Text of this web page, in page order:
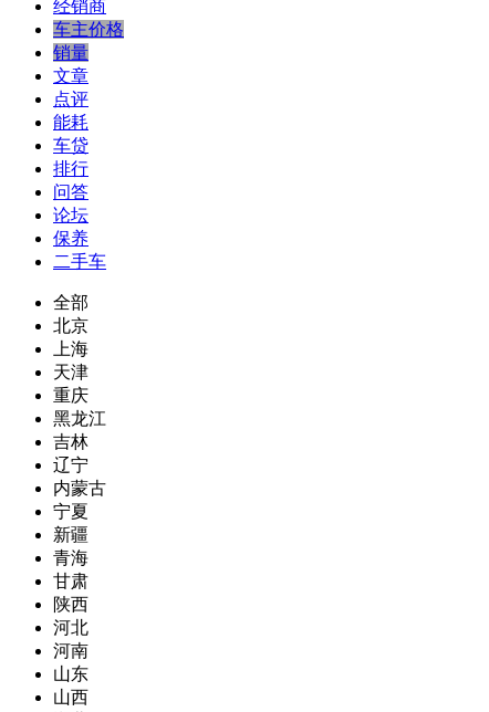
经销商
车主价格
销量
文章
点评
能耗
车贷
排行
问答
论坛
保养
二手车
全部
北京
上海
天津
重庆
黑龙江
吉林
辽宁
内蒙古
宁夏
新疆
青海
甘肃
陕西
河北
河南
山东
山西